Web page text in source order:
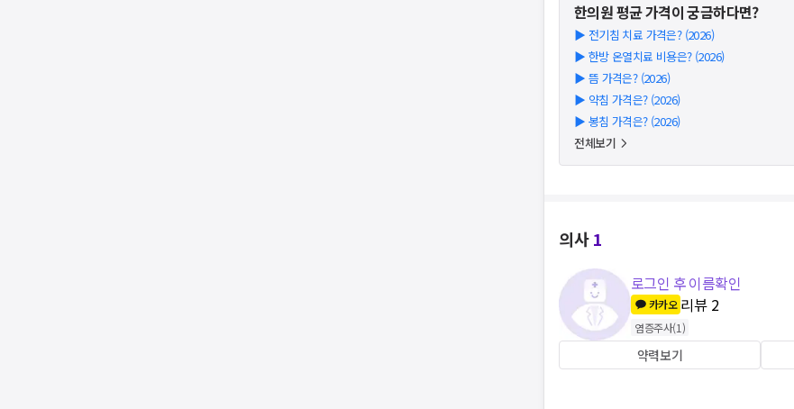
한의원평균 가격이 궁금하다면?
▶ 전기침 치료 가격은? (2026)
▶ 한방 온열치료 비용은? (2026)
▶ 뜸 가격은? (2026)
▶ 약침 가격은? (2026)
▶ 봉침 가격은? (2026)
전체보기
의사1
로그인 후 이름확인
카카오 리뷰 2
염증주사(1)
약력보기